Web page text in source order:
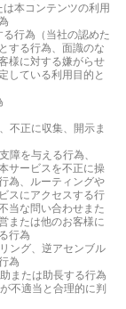
本コンテンツの利用
行為（当社の認めた
する行為、面識のな
様に対する嫌がらせ
している利用目的と
不正に収集、開示ま
を与える行為、
サービスを不正に操
為、ルーティングや
スにアクセスする行
当な問い合わせまた
または他のお客様に
行為
ング、逆アセンブル
為
または助長する行為
不適当と合理的に判